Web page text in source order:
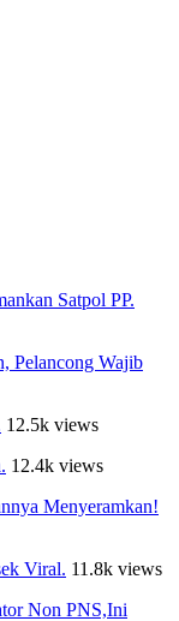
Satpol PP.
Pelancong Wajib
12.5k views
12.4k views
Menyeramkan!
Viral. 11.8k views
Non PNS,Ini